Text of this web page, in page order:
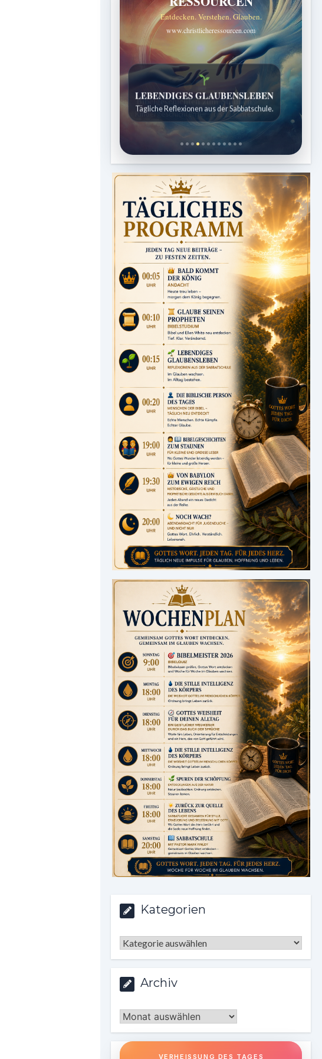
Entdecken. Verstehen. Glauben.
www.christlicheressourcen.com
Bibelgeschichten zum Staunen
Kindergeschichten für 7 bis 12 Jahre.
Kategorien
Kategorien
Archiv
Archiv
VERHEISSUNG DES TAGES